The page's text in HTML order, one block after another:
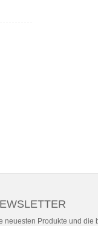
neuesten Produkte und die